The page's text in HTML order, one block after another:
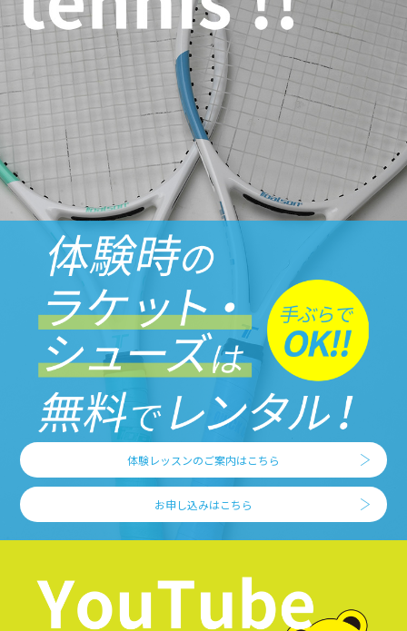
体験レッスンのご案内はこちら
お申し込みはこちら